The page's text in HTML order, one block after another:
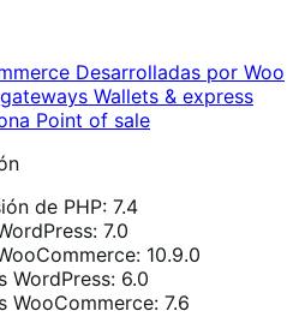
Desarrolladas por Woo
Wallets & express
Point of sale
de PHP: 7.4
7.0
10.9.0
WordPress: 6.0
WooCommerce: 7.6